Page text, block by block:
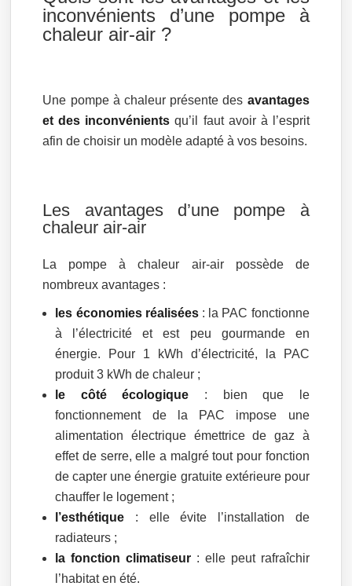
inconvénients d’une pompe à
chaleur air-air ?
Une pompe à chaleur présente des avantages
et des inconvénients qu’il faut avoir à l’esprit
afin de choisir un modèle adapté à vos besoins.
Les avantages d’une pompe à
chaleur air-air
La pompe à chaleur air-air possède de
nombreux avantages :
les économies réalisées: la PAC fonctionne
à l’électricité et est peu gourmande en
énergie. Pour 1 kWh d’électricité, la PAC
produit 3 kWh de chaleur ;
le côté écologique : bien que le
fonctionnement de la PAC impose une
alimentation électrique émettrice de gaz à
effet de serre, elle a malgré tout pour fonction
de capter une énergie gratuite extérieure pour
chauffer le logement ;
l’esthétique : elle évite l’installation de
radiateurs ;
la fonction climatiseur : elle peut rafraîchir
l’habitat en été.